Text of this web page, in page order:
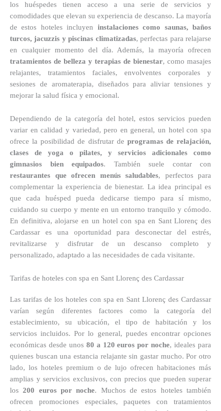
los huéspedes tienen acceso a una serie de servicios y
comodidades que elevan su experiencia de descanso. La mayoría
de estos hoteles incluyen instalaciones como saunas, baños
turcos, jacuzzis y piscinas climatizadas, perfectas para relajarse
en cualquier momento del día. Además, la mayoría ofrecen
tratamientos de belleza y terapias de bienestar, como masajes
relajantes, tratamientos faciales, envolventes corporales y
sesiones de aromaterapia, diseñados para aliviar tensiones y
mejorar la salud física y emocional.
Dependiendo de la categoría del hotel, estos servicios pueden
variar en calidad y variedad, pero en general, un hotel con spa
ofrece la posibilidad de disfrutar de programas de relajación,
clases de yoga o pilates, y servicios adicionales como
gimnasios bien equipados. También suele contar con
restaurantes que ofrecen menús saludables, perfectos para
complementar la experiencia de bienestar. La idea principal es
que cada huésped pueda dedicarse tiempo para sí mismo,
cuidando su cuerpo y mente en un entorno tranquilo y cómodo.
En definitiva, alojarse en un hotel con spa en Sant Llorenç des
Cardassar es una oportunidad para desconectar del estrés,
revitalizarse y disfrutar de un descanso completo y
personalizado, adaptado a las necesidades de cada visitante.
Tarifas de hoteles con spa en Sant Llorenç des Cardassar
Las tarifas de los hoteles con spa en Sant Llorenç des Cardassar
varían según diferentes factores como la categoría del
establecimiento, su ubicación, el tipo de habitación y los
servicios incluidos. Por lo general, puedes encontrar opciones
económicas desde unos 80 a 120 euros por noche, ideales para
quienes buscan una estancia relajante sin gastar mucho. Por otro
lado, los hoteles premium o de lujo ofrecen habitaciones más
amplias y servicios exclusivos, con precios que pueden superar
los200 euros por noche. Muchos de estos hoteles también
ofrecen promociones especiales, paquetes con tratamientos